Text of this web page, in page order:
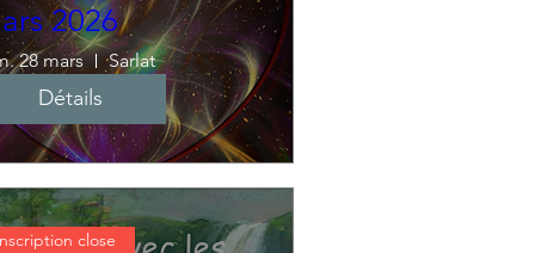
2026
28 mars Sarlat
Détails
close